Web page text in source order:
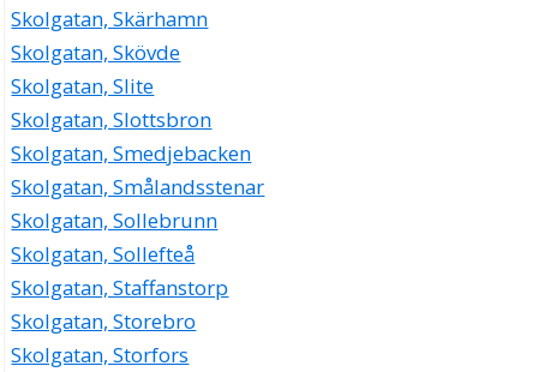
Skolgatan, Skärhamn
Skolgatan, Skövde
Skolgatan, Slite
Skolgatan, Slottsbron
Skolgatan, Smedjebacken
Skolgatan, Smålandsstenar
Skolgatan, Sollebrunn
Skolgatan, Sollefteå
Skolgatan, Staffanstorp
Skolgatan, Storebro
Skolgatan, Storfors